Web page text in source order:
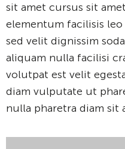
sit amet cursus sit
elementum facilisis
sed velit dignissim
aliquam nulla facilisi
volutpat est velit
diam vulputate ut
nulla pharetra diam sit